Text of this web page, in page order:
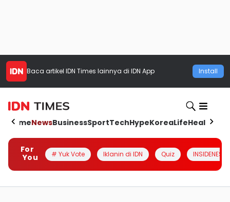
Baca artikel IDN Times lainnya di IDN App Install
HomeNewsBusinessSportTechHypeKoreaLifeHealth
For
You
# Yuk Vote Iklanin di IDN Quiz INSIDENESIA